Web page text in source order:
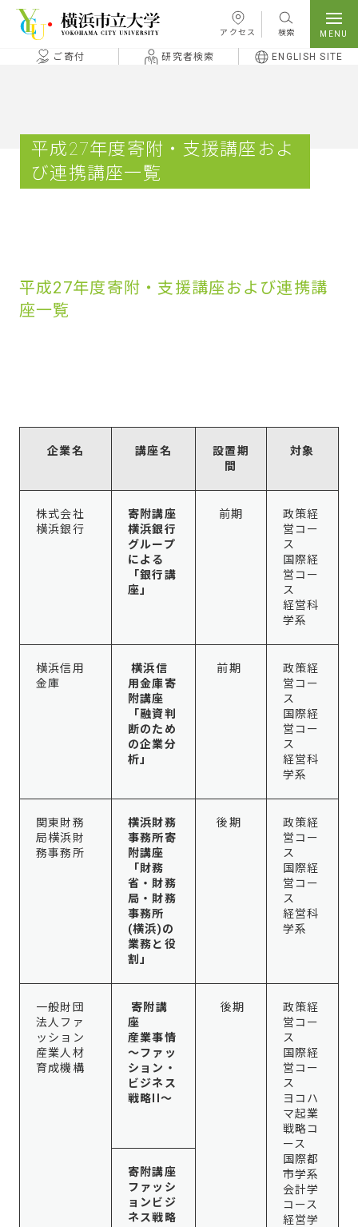
本文へ移動
アクセス 検索
ご寄付 研究者検索 ENGLISH SITE
平成27年度寄附・支援講座およ
び連携講座一覧
平成27年度寄附・支援講座および連携講
座一覧
企業名 講座名
設置期
間
対象
株式会社
横浜銀行
寄附講座
横浜銀行
グループ
による
「銀行講
座」
前期
政策経
営コー
ス
国際経
営コー
ス
経営科
学系
横浜信用
金庫
横浜信
用金庫寄
附講座
「融資判
断のため
の企業分
析」
前期
政策経
営コー
ス
国際経
営コー
ス
経営科
学系
関東財務
局横浜財
務事務所
横浜財務
事務所寄
附講座
「財務
省・財務
局・財務
事務所
(横浜)の
業務と役
割」
後期
政策経
営コー
ス
国際経
営コー
ス
経営科
学系
一般財団
法人ファ
ッション
産業人材
育成機構
寄附講
座
産業事情
～ファッ
ション・
ビジネス
戦略II～
後期
政策経
営コー
ス
国際経
営コー
ス
ヨコハ
マ起業
戦略コ
ース
国際都
市学系
会計学
コース
経営学
寄附講座
ファッシ
ョンビジ
ネス戦略